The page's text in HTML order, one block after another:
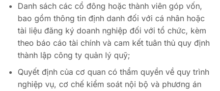
Danh sách các cổ đông hoặc thành viên góp vốn,
bao gồm thông tin định danh đối với cá nhân hoặc
tài liệu đăng ký doanh nghiệp đối với tổ chức, kèm
theo báo cáo tài chính và cam kết tuân thủ quy định
thành lập công ty quản lý quỹ;
Quyết định của cơ quan có thẩm quyền về quy trình
nghiệp vụ, cơ chế kiểm soát nội bộ và phương án